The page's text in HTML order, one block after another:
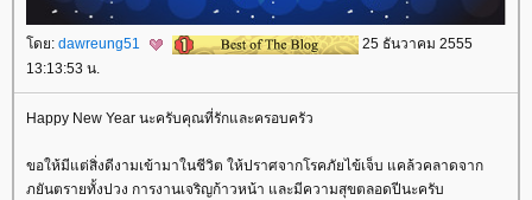
ดย: dawreung51
25 ธันวาคม 2555
13:13:53 น.
Happy New Year นะครับคุณที่รักและครอบครัว
ขอให้มีแต่สิ่งดีงามเข้ามาในชีวิต ให้ปราศจากโรคภัยไข้เจ็บ แคล้วคลาดจาก
ภยันตรายทั้งปวง การงานเจริญก้าวหน้า และมีความสุขตลอดปีนะครับ